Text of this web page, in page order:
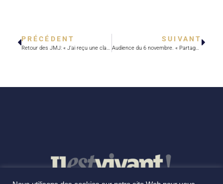
PRÉCÉDENT
Retour des JMJ: « J’ai reçu une claque d’amour »
SUIVANT
Audience du 6 novembre. « Partager les souffrances et les joies de nos frères »